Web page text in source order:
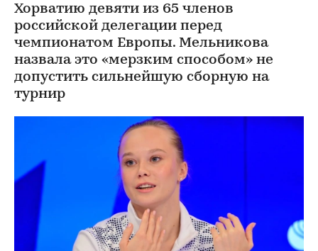
Хорватию девяти из 65 членов
российской делегации перед
чемпионатом Европы. Мельникова
назвала это «мерзким способом» не
допустить сильнейшую сборную на
турнир